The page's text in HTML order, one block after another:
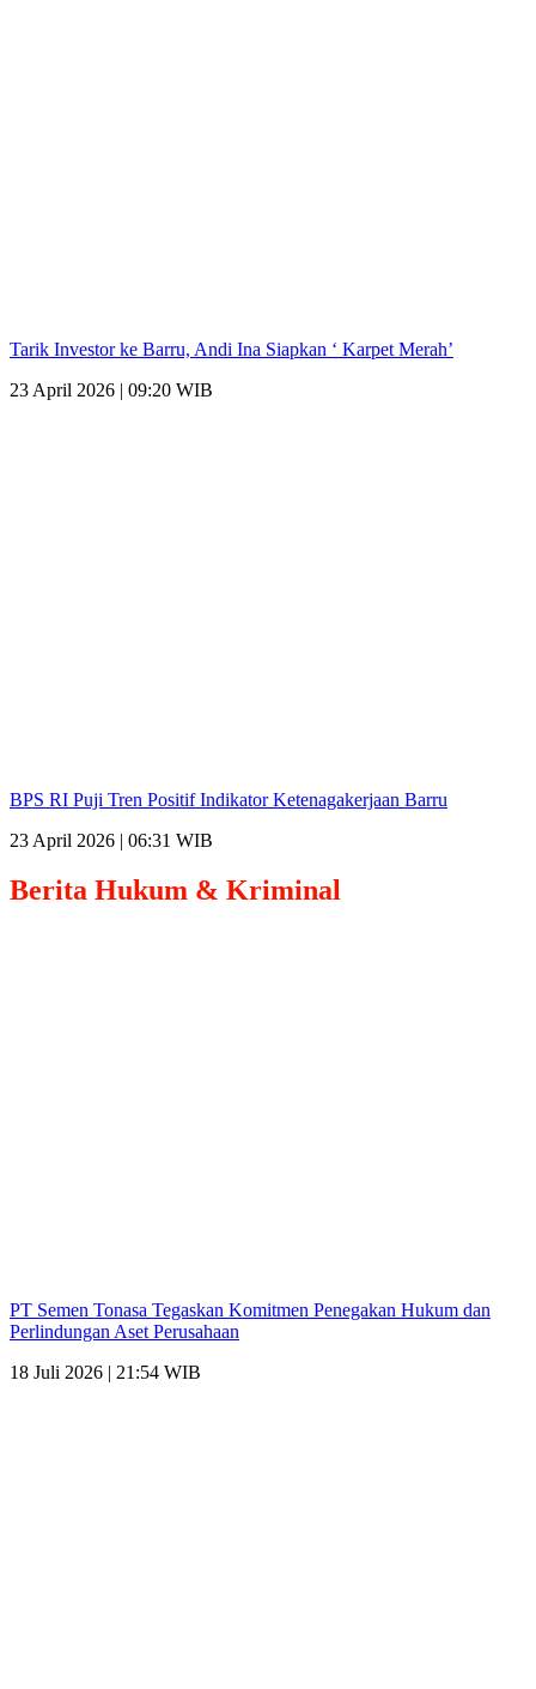
Tarik Investor ke Barru, Andi Ina Siapkan ‘ Karpet Merah’
23 April 2026 | 09:20 WIB
BPS RI Puji Tren Positif Indikator Ketenagakerjaan Barru
23 April 2026 | 06:31 WIB
Berita Hukum & Kriminal
PT Semen Tonasa Tegaskan Komitmen Penegakan Hukum dan
Perlindungan Aset Perusahaan
18 Juli 2026 | 21:54 WIB